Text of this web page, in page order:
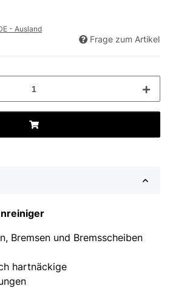
- Ausland
Frage zum Artikel
Bremsen und Bremsscheiben
hartnäckige